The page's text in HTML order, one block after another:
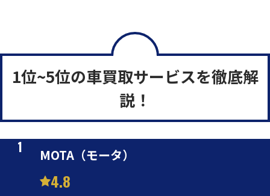
1位~5位の車買取サービスを徹底解
説！
MOTA（モータ）
4.8